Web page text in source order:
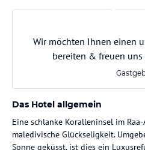
Wir möchten Ihnen einen
bereiten & freuen
Das Hotel allgemein
Eine schlanke Koralleninsel im
maledivische Glückseligkeit.
Sonne geküsst, ist dies ein